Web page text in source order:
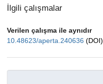
İlgili çalışmalar
Verilen çalışma ile aynıdır
10.48623/aperta.240636 (DOI)